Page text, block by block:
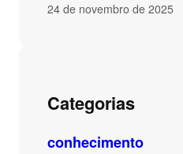
24 de novembro de 2025
Categorias
conhecimento